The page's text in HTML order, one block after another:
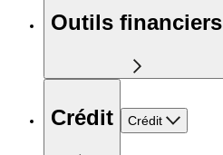
Outils financiers
Crédit Crédit